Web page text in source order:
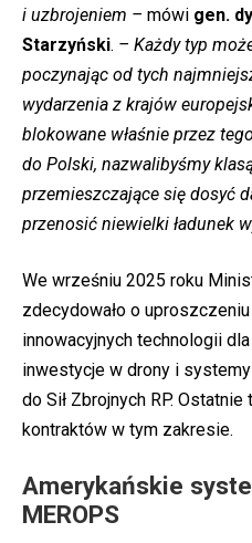
i uzbrojeniem – mówi gen.
Starzyński. – Każdy typ
poczynając od tych
wydarzenia z krajów
blokowane właśnie przez
do Polski, nazwalibyśmy
przemieszczające się dosyć
przenosić niewielki ładunek
We wrześniu 2025 roku
zdecydowało o
innowacyjnych technologii
inwestycje w drony i
do Sił Zbrojnych RP.
kontraktów w tym zakresie.
Amerykańskie
MEROPS